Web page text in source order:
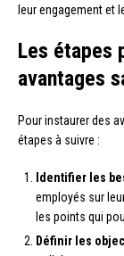
leur engagement et
Les étapes
avantages
Pour instaurer des
étapes à suivre :
Identifier les
employés sur
les points qui
Définir les